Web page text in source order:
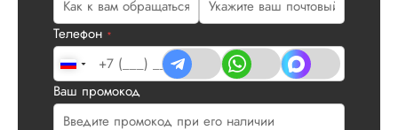
Телефон *
Ваш промокод
Сергей